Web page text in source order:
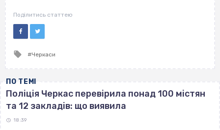
Поділитись статтею
Tagged
Черкаси
ПО ТЕМІ
Поліція Черкас перевірила понад 100 містян
та 12 закладів: що виявила
18:39